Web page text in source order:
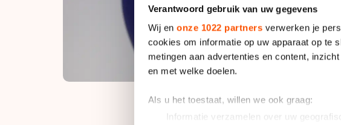
Verantwoord gebruik van uw gegevens
Wij en onze 1022 partners verwerken je
cookies om informatie op uw apparaat op te
metingen aan advertenties en content,
en met welke doelen.
Als u het toestaat, willen we ook graag:
Informatie verzamelen over uw